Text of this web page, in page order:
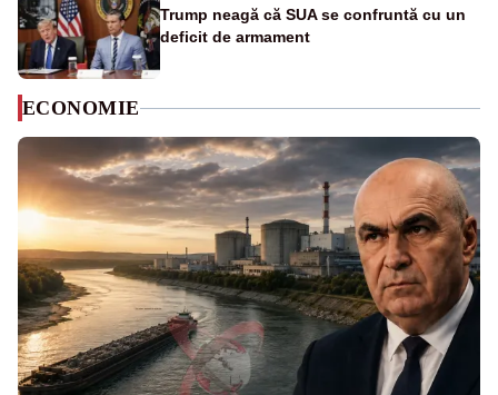
Trump neagă că SUA se confruntă cu un
deficit de armament
ECONOMIE